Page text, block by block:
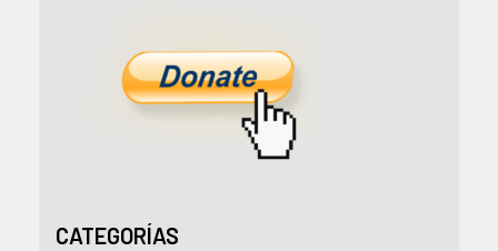
CATEGORÍAS